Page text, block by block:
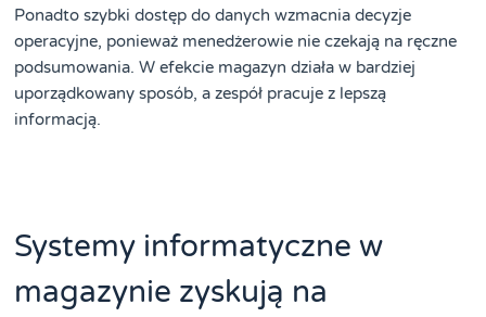
Ponadto szybki dostęp do danych wzmacnia decyzje
operacyjne, ponieważ menedżerowie nie czekają na ręczne
podsumowania. W efekcie magazyn działa w bardziej
uporządkowany sposób, a zespół pracuje z lepszą
informacją.
Systemy informatyczne w
magazynie zyskują na